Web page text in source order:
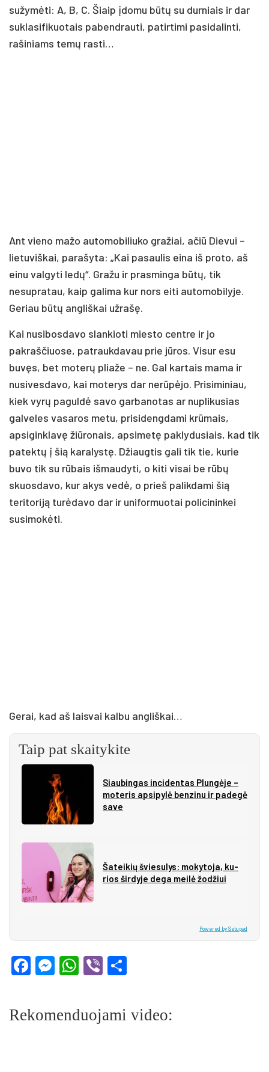
sužymėti: A, B, C. Šiaip įdomu būtų su durniais ir dar
suklasifikuotais pabendrauti, patirtimi pasidalinti,
rašiniams temų rasti…
Ant vieno mažo automobiliuko gražiai, ačiū Dievui –
lietuviškai, parašyta: „Kai pasaulis eina iš proto, aš
einu valgyti ledų“. Gražu ir prasminga būtų, tik
nesupratau, kaip galima kur nors eiti automobilyje.
Geriau būtų angliškai užrašę.
Kai nusibosdavo slankioti miesto centre ir jo
pakraščiuose, patraukdavau prie jūros. Visur esu
buvęs, bet moterų pliaže – ne. Gal kartais mama ir
nusivesdavo, kai moterys dar nerūpėjo. Prisiminiau,
kiek vyrų paguldė savo garbanotas ar nuplikusias
galveles vasaros metu, prisidengdami krūmais,
apsiginklavę žiūronais, apsimetę paklydusiais, kad tik
patektų į šią karalystę. Džiaugtis gali tik tie, kurie
buvo tik su rūbais išmaudyti, o kiti visai be rūbų
skuosdavo, kur akys vedė, o prieš palikdami šią
teritoriją turėdavo dar ir uniformuotai policininkei
susimokėti.
Gerai, kad aš laisvai kalbu angliškai…
Taip pat skaitykite
Siau­bin­gas in­ci­den­tas Plun­gė­je –
mo­te­ris ap­si­py­lė ben­zi­nu ir pa­de­gė
sa­ve
Ša­tei­kių švie­su­lys: mo­ky­to­ja, ku­
rios šir­dy­je de­ga mei­lė žo­džiui
Powered by Setupad
Facebook
Messenger
WhatsApp
Viber
Rekomenduojami video: